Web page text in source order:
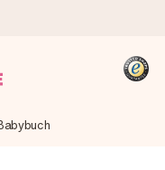
vor und schicken es